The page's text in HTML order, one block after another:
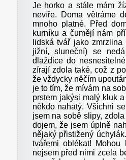
Je horko a stále mám
nevíře. Doma větráme
mnoho platné. Před
kurníku a čumějí nám
lidská tvář jako
jižní, sluneční) se
dlaždice do
zírají zdola také, což z
že vždycky něčím
je to tím, že mívám na
prstem jakýsi malý kluk
někdo nahatý. Všichni
jsem na sobě slipy,
dojem, že jsem úplně
nějaký přistižený
tvářemi oblékat!
nejsem před nimi zcela